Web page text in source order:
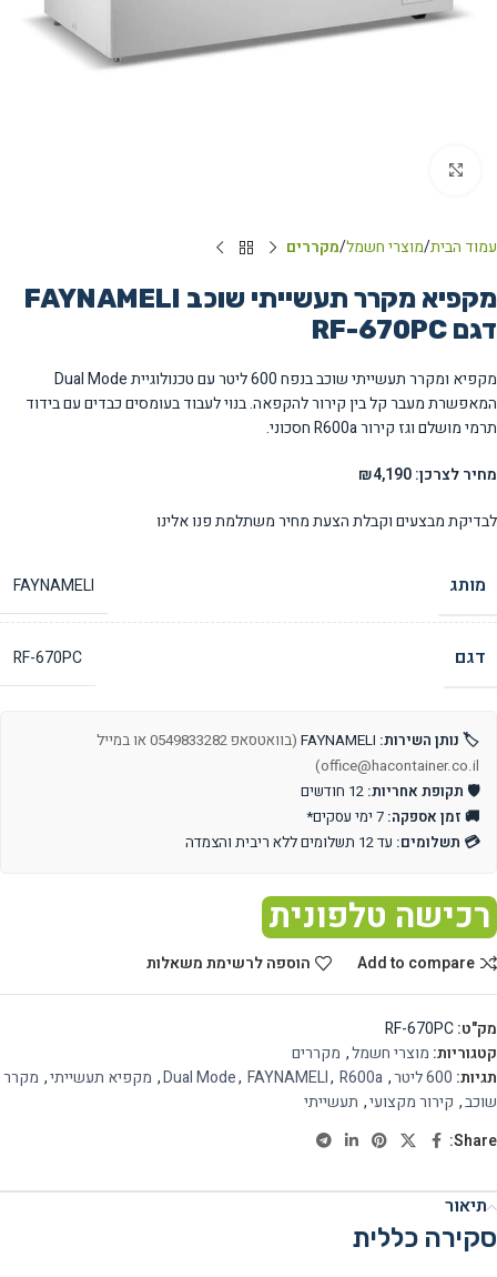
עמוד הבית מוצרי חשמל מקררים
מקפיא מקרר תעשייתי שוכב FAYNAMELI
דגם RF-670PC
מקפיא ומקרר תעשייתי שוכב בנפח 600 ליטר עם טכנולוגיית Dual Mode
המאפשרת מעבר קל בין קירור להקפאה. בנוי לעבוד בעומסים כבדים עם בידוד
תרמי מושלם וגז קירור R600a חסכוני.
מחיר לצרכן: ₪4,190
לבדיקת מבצעים וקבלת הצעת מחיר משתלמת פנו אלינו
מותג FAYNAMELI
דגם RF-670PC
🏷️ נותן השירות:
(בוואטסאפ 0549833282 או במייל
office@hacontainer.co.il)
🛡️ תקופת אחריות:
🚚 זמן אספקה:
💳 תשלומים: עד 12 תשלומים ללא ריבית והצמדה
רכישה טלפונית
Add to compare הוספה לרשימת משאלות
מק"ט:RF-670PC
קטגוריות: מוצרי חשמל, מקררים
תגיות: 600 ליטר ,
Dual Mode, FAYNAMELI, R600a
, מקפיא תעשייתי, מקרר
שוכב, קירור מקצועי, תעשייתי
Share:
תיאור
סקירה כללית